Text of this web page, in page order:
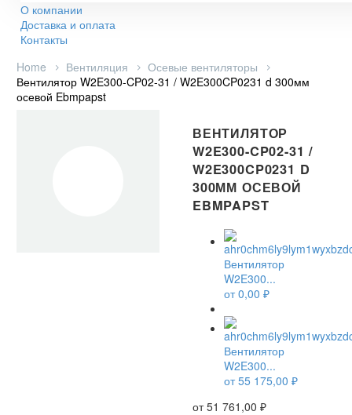
О компании
Доставка и оплата
Контакты
Home
Вентиляция
Осевые вентиляторы
Вентилятор W2E300-CP02-31 / W2E300CP0231 d 300мм
осевой Ebmpapst
ВЕНТИЛЯТОР
W2E300-CP02-31 /
W2E300CP0231 D
300ММ ОСЕВОЙ
EBMPAPST
Вентилятор
W2E300...
от0,00 ₽
Вентилятор
W2E300...
от55 175,00 ₽
от51 761,00 ₽